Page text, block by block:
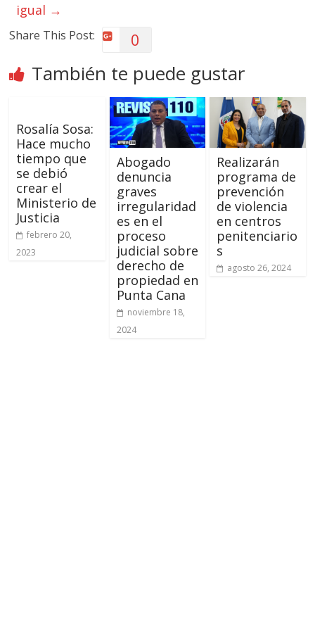
igual →
Share This Post: 0
También te puede gustar
Rosalía Sosa:
Hace mucho
tiempo que
se debió
crear el
Ministerio de
Justicia
febrero 20,
2023
Abogado
denuncia
graves
irregularidad
es en el
proceso
judicial sobre
derecho de
propiedad en
Punta Cana
noviembre 18,
2024
Realizarán
programa de
prevención
de violencia
en centros
penitenciario
s
agosto 26, 2024